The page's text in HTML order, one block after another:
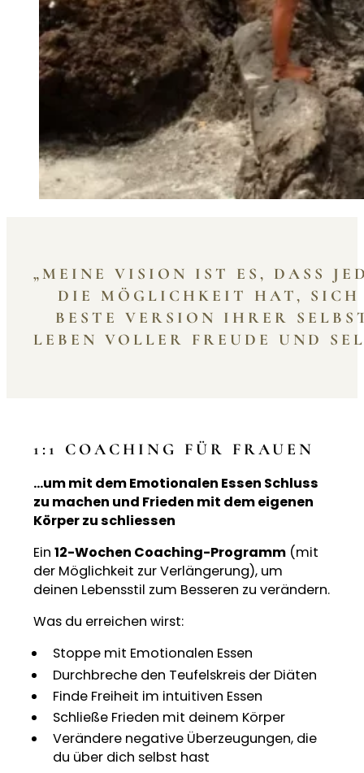
„MEINE VISION IST ES, DASS
DIE MÖGLICHKEIT HAT,
BESTE VERSION IHRER
LEBEN VOLLER FREUDE UND
1:1 COACHING FÜR FRAUEN
…um mit dem Emotionalen Essen Schluss
zu machen und Frieden mit dem eigenen
Körper zu schliessen
Ein12-Wochen Coaching-Programm (mit
der Möglichkeit zur Verlängerung), um
deinen Lebensstil zum Besseren zu verändern.
Was du erreichen wirst:
Stoppe mit Emotionalen Essen
Durchbreche den Teufelskreis der Diäten
Finde Freiheit im intuitiven Essen
Schließe Frieden mit deinem Körper
Verändere negative Überzeugungen, die
du über dich selbst hast